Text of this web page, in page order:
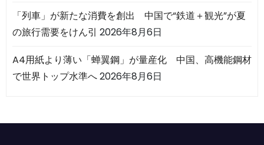
「列車」が新たな消費を創出 中国で“鉄道＋観光”が夏
の旅行需要をけん引 2026年8月6日
A4用紙より薄い「蝉翼鋼」が量産化 中国、高機能鋼材
で世界トップ水準へ2026年8月6日